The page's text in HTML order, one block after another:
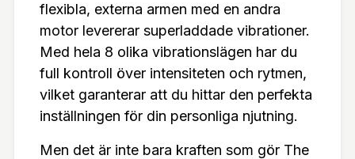
a adresserar vanliga farhågor kring intimitet, pres
s och rollfördelning, och betonar vikten av att ska
pa en trygg och positiv upplevelse.Med The Rab
bit får du inte bara en vibrator, utan en investering
i din egen njutning och självkänsla. Den är design
ad för att förstärka din upplevelse, inte att konkur
rera med den. Genom att kombinera teknik med e
flexibla, externa armen med en andra
motor levererar superladdade vibrationer.
Med hela 8 olika vibrationslägen har du
full kontroll över intensiteten och rytmen,
vilket garanterar att du hittar den perfekta
inställningen för din personliga njutning.
Men det är inte bara kraften som gör The